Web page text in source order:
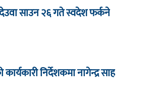
देउवा साउन २६ गते स्वदेश फर्कने
निर्देशकमा नागेन्द्र साह